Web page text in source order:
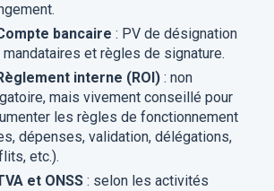
bancaire : PV de désignation
et règles de signature.
interne (ROI): non
mais vivement conseillé pour
les règles de fonctionnement
dépenses, validation, délégations,
etc.).
et ONSS: selon les activités